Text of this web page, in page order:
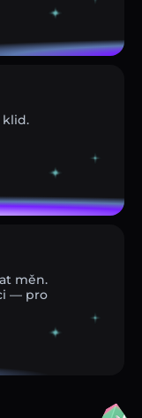
klid.
měn.
— pro